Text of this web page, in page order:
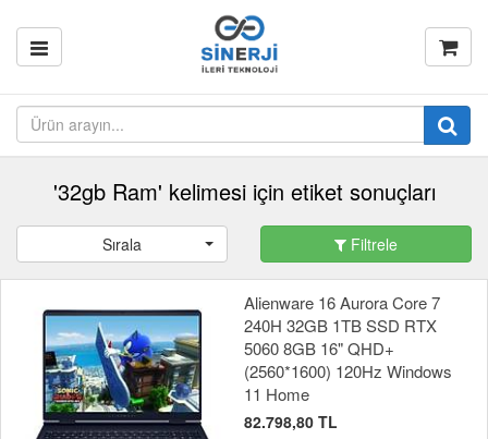
'32gb Ram' kelimesi için etiket sonuçları
Sırala Filtrele
Alienware 16 Aurora Core 7
240H 32GB 1TB SSD RTX
5060 8GB 16" QHD+
(2560*1600) 120Hz Windows
11 Home
82.798,80 TL